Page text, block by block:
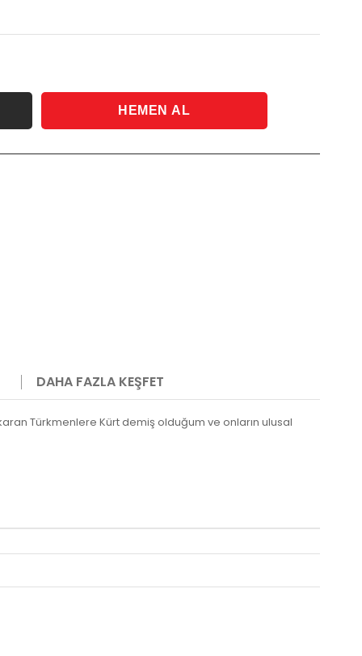
DAHA FAZLA KEŞFET
Türkmenlere Kürt demiş olduğum ve onların ulusal